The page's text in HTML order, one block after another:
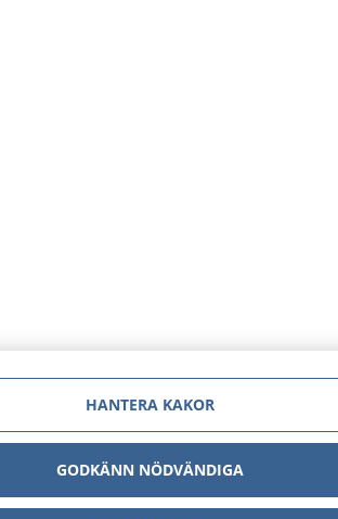
HANTERA KAKOR
GODKÄNN NÖDVÄNDIGA